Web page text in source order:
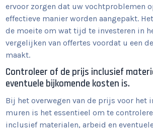
ervoor zorgen dat uw vochtproblemen
effectieve manier worden aangepakt.
de moeite om wat tijd te investeren in
vergelijken van offertes voordat u een
maakt.
Controleer of de prijs inclusief
eventuele bijkomende kosten is.
Bij het overwegen van de prijs voor het
muren is het essentieel om te
inclusief materialen, arbeid en